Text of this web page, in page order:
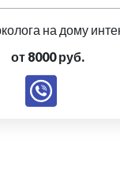
на дому
от 8000 руб.